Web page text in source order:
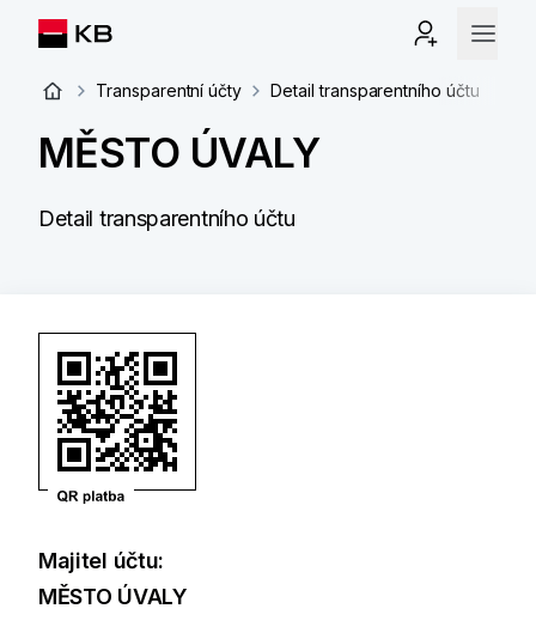
Transparentní účty Detail transparentního účtu
MĚSTO ÚVALY
Detail transparentního účtu
Majitel účtu:
MĚSTO ÚVALY